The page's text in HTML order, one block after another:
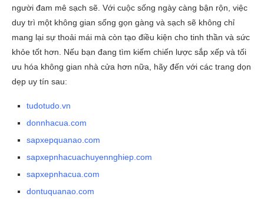
người đam mê sạch sẽ. Với cuộc sống ngày càng bận rộn, việc
duy trì một không gian sống gọn gàng và sạch sẽ không chỉ
mang lại sự thoải mái mà còn tạo điều kiện cho tinh thần và sức
khỏe tốt hơn. Nếu bạn đang tìm kiếm chiến lược sắp xếp và tối
ưu hóa không gian nhà cửa hơn nữa, hãy đến với các trang dọn
dẹp uy tín sau:
tudotudo.vn
donnhacua.com
sapxepquanao.com
sapxepnhacuachuyennghiep.com
sapxepnhacua.com
dontuquanao.com